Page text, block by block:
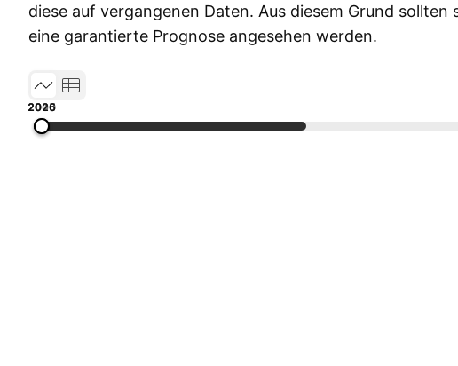
diese auf vergangenen Daten. Aus diesem Grund sollten
eine garantierte Prognose angesehen werden.
2005
2010
2015
2020
2026